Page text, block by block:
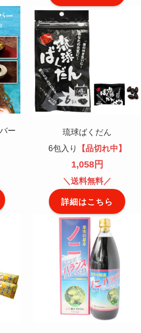
ー
琉球ばくだん
6包入り
【品切れ中】
1,058円
＼送料無料／
詳細はこちら